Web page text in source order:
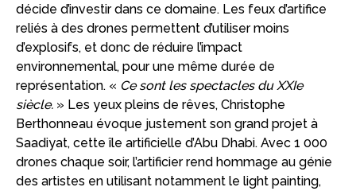
décide d’investir dans ce domaine. Les feux d’artifice
reliés à des drones permettent d’utiliser moins
d’explosifs, et donc de réduire l’impact
environnemental, pour une même durée de
représentation. « Ce sont les spectacles du XXIe
siècle. » Les yeux pleins de rêves, Christophe
Berthonneau évoque justement son grand projet à
Saadiyat, cette île artificielle d’Abu Dhabi. Avec 1 000
drones chaque soir, l’artificier rend hommage au génie
des artistes en utilisant notamment le light painting,